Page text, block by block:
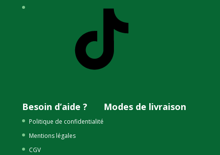
Besoin d’aide ?
Politique de confidentialité
Mentions légales
CGV
Modes de livraison